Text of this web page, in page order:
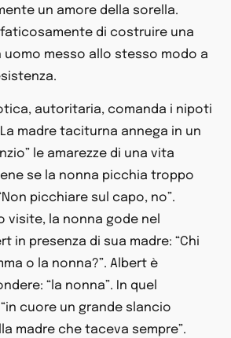
un amore della sorella.
di costruire una
uomo messo allo stesso modo a
autoritaria, comanda i nipoti
madre taciturna annega in un
le amarezze di una vita
se la nonna picchia troppo
picchiare sul capo, no”.
visite, la nonna gode nel
in presenza di sua madre: “Chi
o la nonna?”. Albert è
“la nonna”. In quel
cuore un grande slancio
madre che taceva sempre”.